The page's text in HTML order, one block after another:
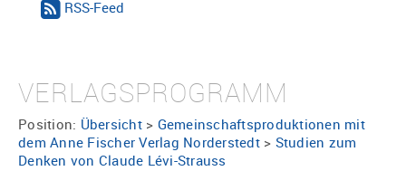
RSS-Feed
VERLAGSPROGRAMM
Position: Übersicht> Gemeinschaftsproduktionen mit
dem Anne Fischer Verlag Norderstedt> Studien zum
Denken von Claude Lévi-Strauss